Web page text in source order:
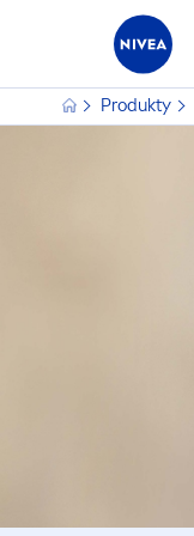
Produkty